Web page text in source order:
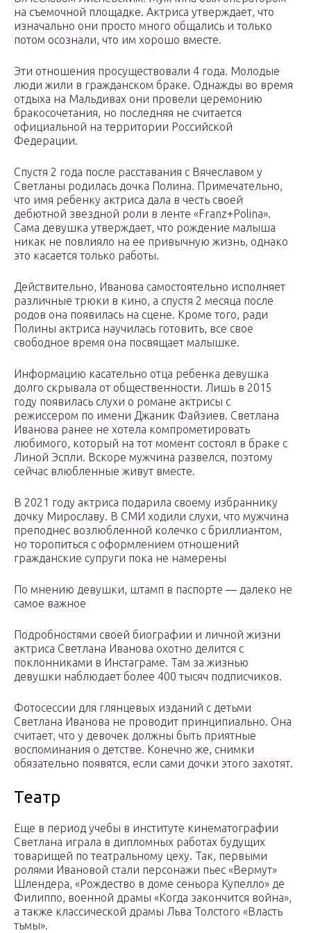
на съемочной площадке. Актриса утверждает, что
изначально они просто много общались и только
потом осознали, что им хорошо вместе.
Эти отношения просуществовали 4 года. Молодые
люди жили в гражданском браке. Однажды во время
отдыха на Мальдивах они провели церемонию
бракосочетания, но последняя не считается
официальной на территории Российской
Федерации.
Спустя 2 года после расставания с Вячеславом у
Светланы родилась дочка Полина. Примечательно,
что имя ребенку актриса дала в честь своей
дебютной звездной роли в ленте «Franz+Polina».
Сама девушка утверждает, что рождение малыша
никак не повлияло на ее привычную жизнь, однако
это касается только работы.
Действительно, Иванова самостоятельно исполняет
различные трюки в кино, а спустя 2 месяца после
родов она появилась на сцене. Кроме того, ради
Полины актриса научилась готовить, все свое
свободное время она посвящает малышке.
Информацию касательно отца ребенка девушка
долго скрывала от общественности. Лишь в 2015
году появилась слухи о романе актрисы с
режиссером по имени Джаник Файзиев. Светлана
Иванова ранее не хотела компрометировать
любимого, который на тот момент состоял в браке с
Линой Эспли. Вскоре мужчина развелся, поэтому
сейчас влюбленные живут вместе.
В 2021 году актриса подарила своему избраннику
дочку Мирославу. В СМИ ходили слухи, что мужчина
преподнес возлюбленной колечко с бриллиантом,
но торопиться с оформлением отношений
гражданские супруги пока не намерены
По мнению девушки, штамп в паспорте — далеко не
самое важное
Подробностями своей биографии и личной жизни
актриса Светлана Иванова охотно делится с
поклонниками в Инстаграме. Там за жизнью
девушки наблюдает более 400 тысяч подписчиков.
Фотосессии для глянцевых изданий с детьми
Светлана Иванова не проводит принципиально. Она
считает, что у девочек должны быть приятные
воспоминания о детстве. Конечно же, снимки
обязательно появятся, если сами дочки этого захотят.
Театр
Еще в период учебы в институте кинематографии
Светлана играла в дипломных работах будущих
товарищей по театральному цеху. Так, первыми
ролями Ивановой стали персонажи пьес «Вермут»
Шлендера, «Рождество в доме сеньора Купелло» де
Филиппо, военной драмы «Когда закончится война»,
а также классической драмы Льва Толстого «Власть
тьмы».